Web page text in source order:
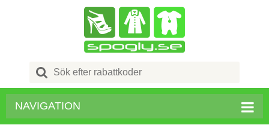
Search
for:
NAVIGATION